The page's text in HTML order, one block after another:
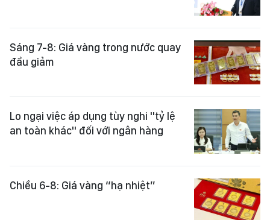
Sáng 7-8: Giá vàng trong nước quay
đầu giảm
Lo ngại việc áp dụng tùy nghi "tỷ lệ
an toàn khác" đối với ngân hàng
Chiều 6-8: Giá vàng “hạ nhiệt”